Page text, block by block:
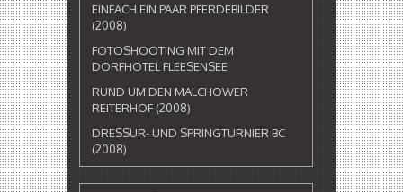
EINFACH EIN PAAR PFERDEBILDER
(2008)
FOTOSHOOTING MIT DEM
DORFHOTEL FLEESENSEE
RUND UM DEN MALCHOWER
REITERHOF (2008)
DRESSUR- UND SPRINGTURNIER BC
(2008)